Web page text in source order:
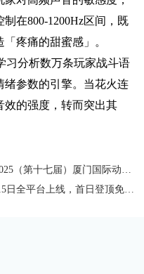
在800-1200Hz区间，既
疼痛的甜蜜感」。
习分析数万条玩家战斗语
绪参数的引擎。当花火连
效的强度，转而突出其
上一篇：奇亿音乐创始人齐毅将担任2025（第十七届）厦门国际动漫节“金海豚奖”游戏作品大赛评委
下一篇：奇亿音乐携手《指尖领主》7.5日全平台上线，首日登顶免费榜